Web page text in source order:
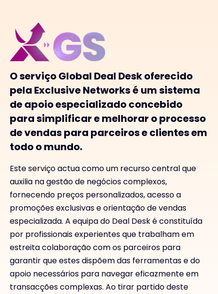
O serviço Global Deal Desk oferecido
pela Exclusive Networks é um sistema
de apoio especializado concebido
para simplificar e melhorar o processo
de vendas para parceiros e clientes em
todo o mundo.
Este serviço actua como um recurso central que
auxilia na gestão de negócios complexos,
fornecendo preços personalizados, acesso a
promoções exclusivas e orientação de vendas
especializada. A equipa do Deal Desk é constituída
por profissionais experientes que trabalham em
estreita colaboração com os parceiros para
garantir que estes dispõem das ferramentas e do
apoio necessários para navegar eficazmente em
transacções complexas. Ao tirar partido deste